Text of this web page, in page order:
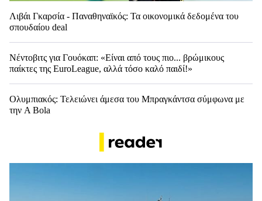
Λιβάι Γκαρσία - Παναθηναϊκός: Τα οικονομικά δεδομένα του
σπουδαίου deal
Νέντοβιτς για Γουόκαπ: «Είναι από τους πιο... βρώμικους
παίκτες της EuroLeague, αλλά τόσο καλό παιδί!»
Ολυμπιακός: Τελειώνει άμεσα του Μπραγκάντσα σύμφωνα με
την A Bola